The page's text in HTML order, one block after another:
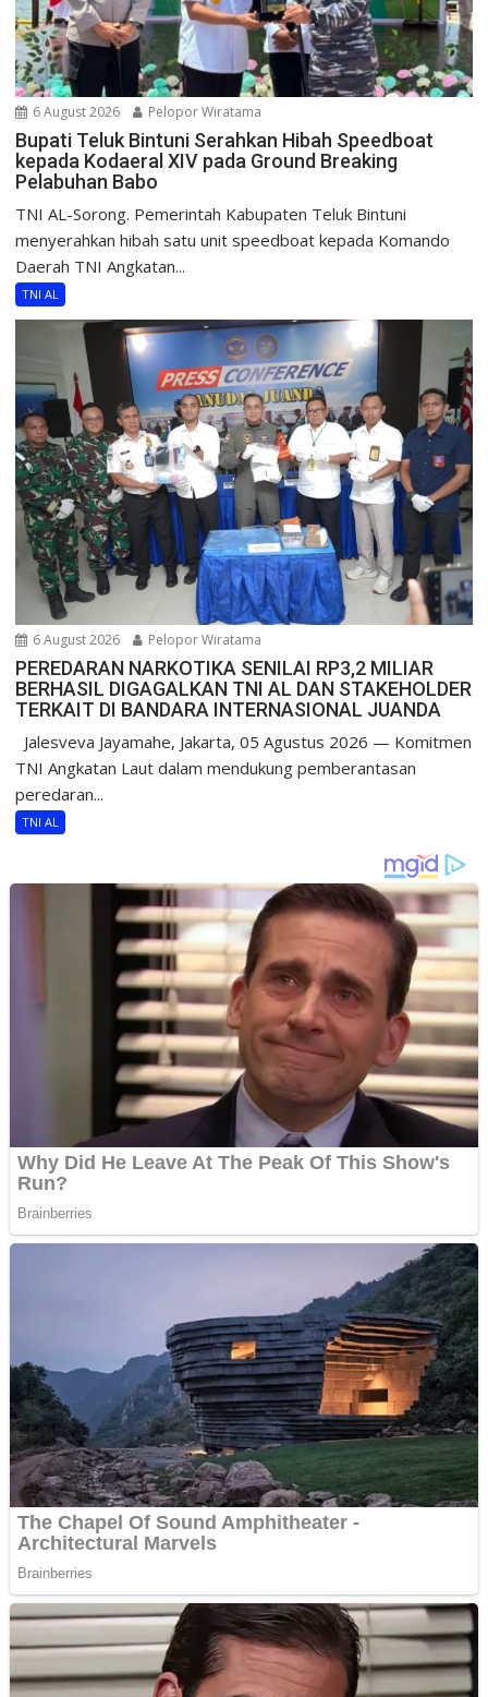
6 August 2026 Pelopor Wiratama
Bupati Teluk Bintuni Serahkan Hibah Speedboat
kepada Kodaeral XIV pada Ground Breaking
Pelabuhan Babo
TNI AL-Sorong. Pemerintah Kabupaten Teluk Bintuni
menyerahkan hibah satu unit speedboat kepada Komando
Daerah TNI Angkatan...
TNI AL
6 August 2026 Pelopor Wiratama
PEREDARAN NARKOTIKA SENILAI RP3,2 MILIAR
BERHASIL DIGAGALKAN TNI AL DAN STAKEHOLDER
TERKAIT DI BANDARA INTERNASIONAL JUANDA
Jalesveva Jayamahe, Jakarta, 05 Agustus 2026 — Komitmen
TNI Angkatan Laut dalam mendukung pemberantasan
peredaran...
TNI AL